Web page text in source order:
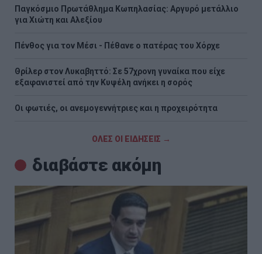
Παγκόσμιο Πρωτάθλημα Κωπηλασίας: Αργυρό μετάλλιο
για Χιώτη και Αλεξίου
Πένθος για τον Μέσι - Πέθανε ο πατέρας του Χόρχε
Θρίλερ στον Λυκαβηττό: Σε 57χρονη γυναίκα που είχε
εξαφανιστεί από την Κυψέλη ανήκει η σορός
Οι φωτιές, οι ανεμογεννήτριες και η προχειρότητα
ΟΛΕΣ ΟΙ ΕΙΔΗΣΕΙΣ →
διαβάστε ακόμη